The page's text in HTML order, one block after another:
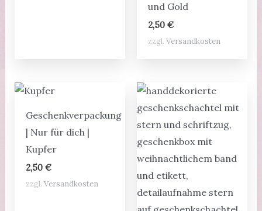
und Gold
2,50€
zzgl.Versandkosten
Geschenkverpackung
| Nur für dich |
Kupfer
2,50 €
zzgl. Versandkosten